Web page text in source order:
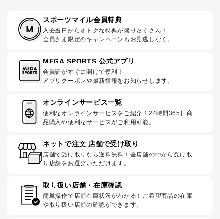
スポーツマイル会員特典
入会当日からオトクな特典が盛りだくさん！
会員さま限定のキャンペーンもお見逃しなく。
MEGA SPORTS 公式アプリ
会員証がすぐに開けて便利！
アプリクーポンや最新情報をお知らせします。
オンラインサービス一覧
便利なオンラインサービスをご紹介！24時間365日商
品購入や便利なサービスがご利用可能。
ネットで注文 店舗で受け取り
店舗で受け取りなら送料無料！全店舗の中から受け取
り店舗をお選びいただけます。
取り扱い店舗・在庫確認
簡単操作で店舗在庫状況がわかる！ご希望商品の在庫
や取り扱い店舗の確認ができます。